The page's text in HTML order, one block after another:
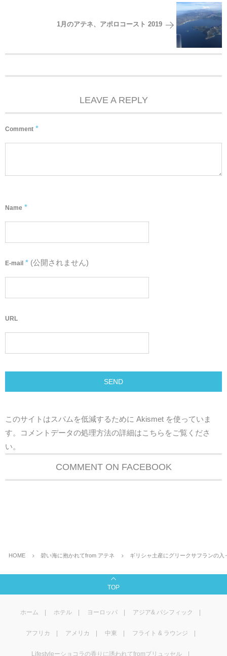
1月のアテネ、アポロコースト 2019
LEAVE A REPLY
Comment *
Name *
E-mail * (公開されません)
URL
このサイトはスパムを低減するために Akismet を使っていま
す。
コメントデータの処理方法の詳細はこちらをご覧くださ
い。
COMMENT ON FACEBOOK
HOME 碧い海に抱かれてfrom アテネ ギリシャ土産にグリークサフランの
TOP
ホーム ホテル ヨーロッパ アジア& パシフィック
アフリカ アメリカ 中東 フライト & ラウンジ
Lifestyleーショコラの香りに誘われてfromブリュッセル